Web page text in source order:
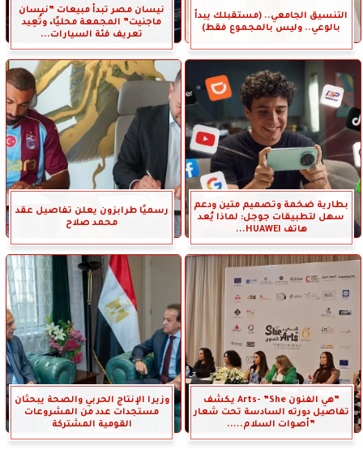
التنسيق الجامعي.. (مستقبلك يبدأ
بالوعي.. وليس بالمجموع فقط)
نيسان مصر تبدأ مبيعات ”نيسان
ماجنيت” المجمعة محليًا، وتُعِيد
تعريف فئة السيارات...
بطارية ضخمة وتصميم متين ودعم
سهل لتطبيقات جوجل: لماذا يُعد
هاتف HUAWEI...
رسميًا طرابزون يعلن تفاصيل عقد
محمد صلاح
”هي الفنون Arts- ”She يكشف
تفاصيل دورته السادسة تحت شعار
”أصوات السلام.....
وزيرا الإنتاج الحربي والصحة يبحثان
مستجدات عدد من المشروعات
القومية المشتركة